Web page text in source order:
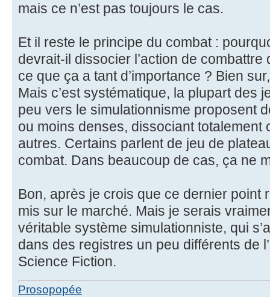
mais ce n’est pas toujours le cas.
Et il reste le principe du combat :
devrait-il dissocier l’action de
ce que ça a tant d’importance ? Bien
Mais c’est systématique, la plupart des
peu vers le simulationnisme proposent
ou moins denses, dissociant totalement
autres. Certains parlent de jeu de
combat. Dans beaucoup de cas, ça ne
Bon, après je crois que ce dernier point
mis sur le marché. Mais je serais
véritable système simulationniste, qui
dans des registres un peu différents de
Science Fiction.
Prosopopée